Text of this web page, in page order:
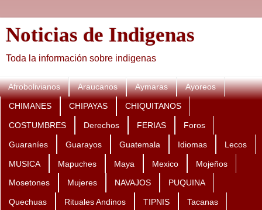
Noticias de Indigenas
Toda la información sobre indigenas
Afrobolivianos Araucanos Aymaras Ayoreos
CHIMANES CHIPAYAS CHIQUITANOS
COSTUMBRES Derechos FERIAS Foros
Guaraníes Guarayos Guatemala Idiomas Lecos
MUSICA Mapuches Maya Mexico Mojeños
Mosetones Mujeres NAVAJOS PUQUINA
Quechuas Rituales Andinos TIPNIS Tacanas